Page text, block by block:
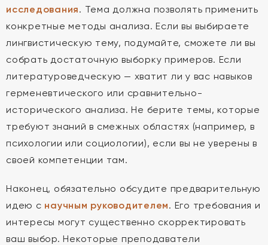
исследования. Тема должна позволять применить
конкретные методы анализа. Если вы выбираете
лингвистическую тему, подумайте, сможете ли вы
собрать достаточную выборку примеров. Если
литературоведческую — хватит ли у вас навыков
герменевтического или сравнительно-
исторического анализа. Не берите темы, которые
требуют знаний в смежных областях (например, в
психологии или социологии), если вы не уверены в
своей компетенции там.
Наконец, обязательно обсудите предварительную
идею с научным руководителем. Его требования и
интересы могут существенно скорректировать
ваш выбор. Некоторые преподаватели